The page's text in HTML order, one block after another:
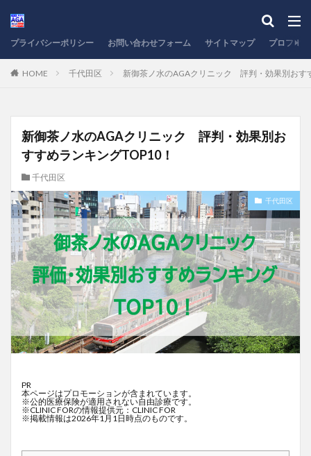
プライバシーポリシー お問い合わせフォーム サイトマップ プロフィ
HOME 千代田区 新御茶ノ水のAGAクリニック 評判・効果別おす
新御茶ノ水のAGAクリニック 評判・効果別お
すすめランキングTOP10！
千代田区
千代田区
PR
本ページはプロモーションが含まれています。
※公的医療保険が適用されない自由診療です。
※CLINIC FORの情報提供元：CLINIC FOR
※掲載情報は2026年1月1日時点のものです。